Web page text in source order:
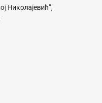
Николајевић”,